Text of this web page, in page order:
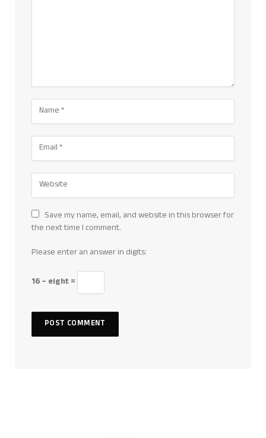
Save my name, email, and website in this browser for
the next time I comment.
Please enter an answer in digits:
16 − eight =